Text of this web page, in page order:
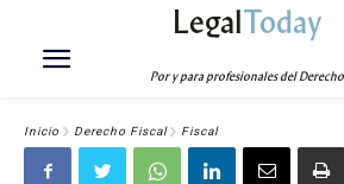
LegalToday
Por y para profesionales del Derecho
Inicio Derecho Fiscal Fiscal